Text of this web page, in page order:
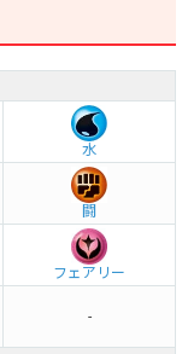
水
闘
フェアリー
-